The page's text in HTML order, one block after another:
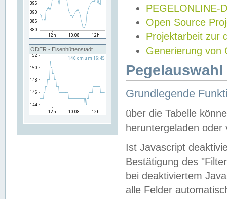
ODER - Eisenhüttenstadt
PEGELONLINE-
Open Source
Projektarbeit zur
Generierung von
Grundlegende
über die Tabelle
heruntergeladen oder
Ist Javascript
Bestätigung des
bei deaktiviertem
alle Felder